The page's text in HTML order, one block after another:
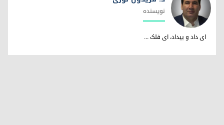
د. فریدون نوری
نویسندە
ای داد و بیداد، ای فلک ...